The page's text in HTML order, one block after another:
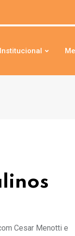
Institucional
Cesar Menotti e